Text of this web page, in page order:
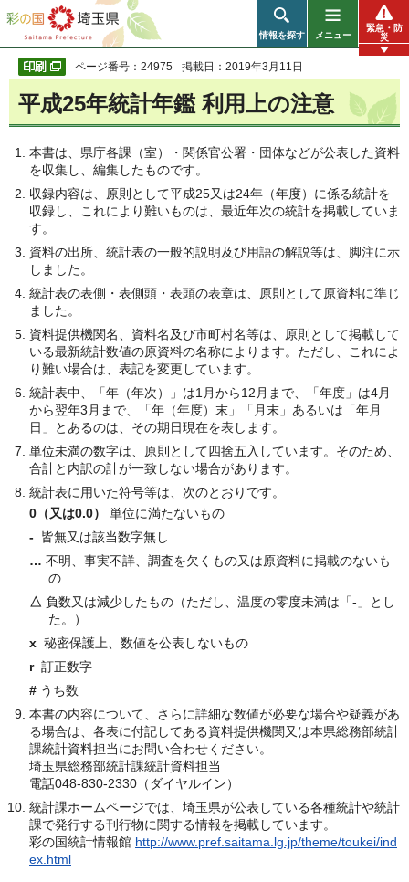
彩の国 埼玉県
情報を探す メニュー
緊急・防
災
ページ番号：24975 掲載日：2019年3月11日
平成25年統計年鑑 利用上の注意
本書は、県庁各課（室）・関係官公署・団体などが公表した資料
を収集し、編集したものです。
収録内容は、原則として平成25又は24年（年度）に係る統計を
収録し、これにより難いものは、最近年次の統計を掲載していま
す。
資料の出所、統計表の一般的説明及び用語の解説等は、脚注に示
しました。
統計表の表側・表側頭・表頭の表章は、原則として原資料に準じ
ました。
資料提供機関名、資料名及び市町村名等は、原則として掲載して
いる最新統計数値の原資料の名称によります。ただし、これによ
り難い場合は、表記を変更しています。
統計表中、「年（年次）」は1月から12月まで、「年度」は4月
から翌年3月まで、「年（年度）末」「月末」あるいは「年月
日」とあるのは、その期日現在を表します。
単位未満の数字は、原則として四捨五入しています。そのため、
合計と内訳の計が一致しない場合があります。
統計表に用いた符号等は、次のとおりです。
0（又は0.0） 単位に満たないもの
- 皆無又は該当数字無し
… 不明、事実不詳、調査を欠くもの又は原資料に掲載のないも
の
△ 負数又は減少したもの（ただし、温度の零度未満は「-」とし
た。）
x 秘密保護上、数値を公表しないもの
r 訂正数字
# うち数
本書の内容について、さらに詳細な数値が必要な場合や疑義があ
る場合は、各表に付記してある資料提供機関又は本県総務部統計
課統計資料担当にお問い合わせください。
埼玉県総務部統計課統計資料担当
電話048-830-2330（ダイヤルイン）
統計課ホームページでは、埼玉県が公表している各種統計や統計
課で発行する刊行物に関する情報を掲載しています。
彩の国統計情報館 http://www.pref.saitama.lg.jp/theme/toukei/ind
ex.html